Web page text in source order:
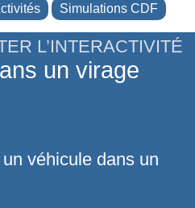
Simulations CDF
L’INTERACTIVITÉ
un virage
véhicule dans un